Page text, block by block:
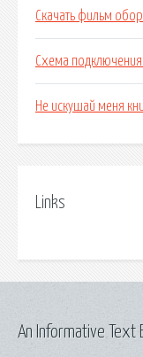
Скачать фильм
Схема
Не искушай меня
Links
An Informative Text